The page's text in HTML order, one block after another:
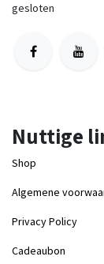
gesloten
Nuttige
Shop
Algemene
Privacy Policy
Cadeaubon